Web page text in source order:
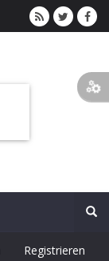
Registrieren